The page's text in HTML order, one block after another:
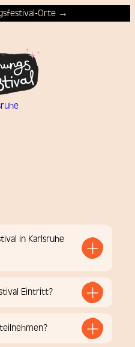
Orte →
in Karlsruhe
Eintritt?